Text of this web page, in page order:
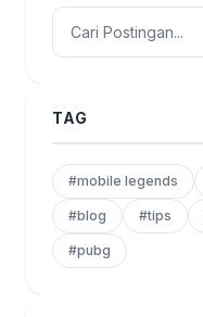
TAG
#mobile legends
#blog #tips
#pubg